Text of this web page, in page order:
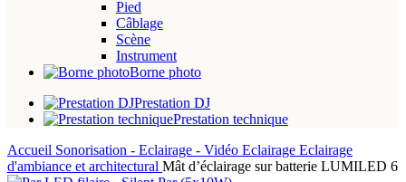
Pied
Câblage
Scène
Instrument
Borne photo
Prestation DJ
Prestation technique
Accueil Sonorisation - Eclairage - Vidéo Eclairage Eclairage
d'ambiance et architectural Mât d’éclairage sur batterie LUMILED 6